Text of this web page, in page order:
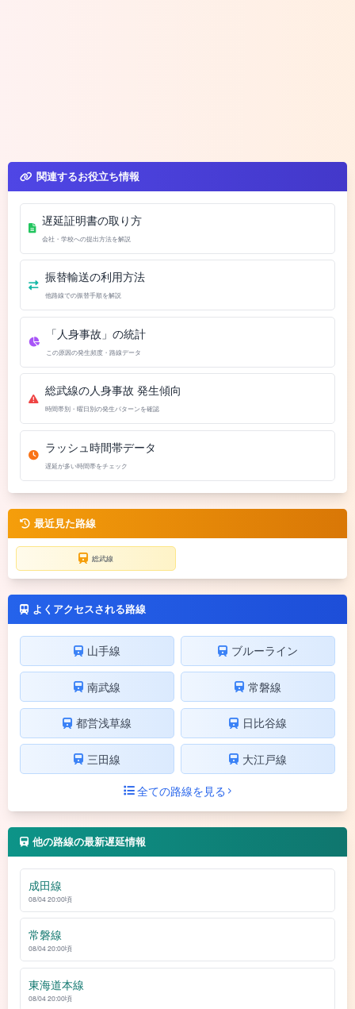
関連するお役立ち情報
遅延証明書の取り方
会社・学校への提出方法を解説
振替輸送の利用方法
他路線での振替手順を解説
「人身事故」の統計
この原因の発生頻度・路線データ
総武線の人身事故 発生傾向
時間帯別・曜日別の発生パターンを確認
ラッシュ時間帯データ
遅延が多い時間帯をチェック
最近見た路線
総武線
よくアクセスされる路線
山手線 ブルーライン
南武線 常磐線
都営浅草線 日比谷線
三田線
大江戸線
全ての路線を見る
他の路線の最新遅延情報
成田線
08/04 20:00頃
常磐線
08/04 20:00頃
東海道本線
08/04 20:00頃